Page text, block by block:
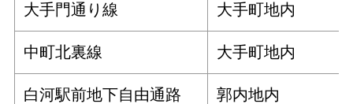
大手門通り線 大手町地内
中町北裏線 大手町地内
白河駅前地下自由通路 郭内地内